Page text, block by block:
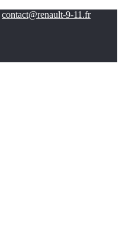
contact@renault-9-11.fr